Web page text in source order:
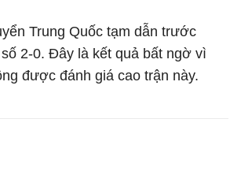
Trung Quốc tạm dẫn trước
2-0. Đây là kết quả bất ngờ vì
được đánh giá cao trận này.